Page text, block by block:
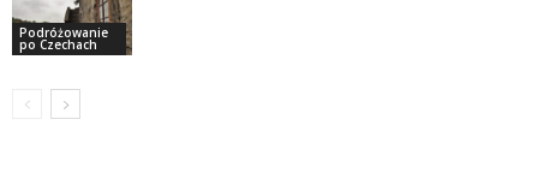
Podróżowanie
po Czechach